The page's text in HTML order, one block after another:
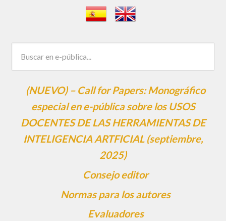
(NUEVO) – Call for Papers: Monográfico
especial en e-pública sobre los USOS
DOCENTES DE LAS HERRAMIENTAS DE
INTELIGENCIA ARTFICIAL (septiembre,
2025)
Consejo editor
Normas para los autores
Evaluadores